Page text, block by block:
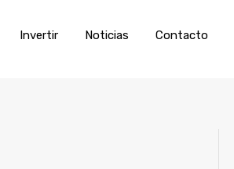
Venta Servicios Invertir
Invertir Noticias Contacto